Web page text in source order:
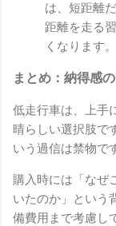
は、短距離
距離を走る
くなります。
まとめ：納得感
低走行車は、上手
晴らしい選択肢で
いう過信は禁物で
購入時には「なぜ
いたのか」という
備費用まで考慮し